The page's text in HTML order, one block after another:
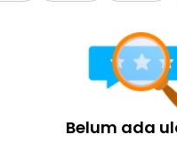
Darkening True Color
Belum ada